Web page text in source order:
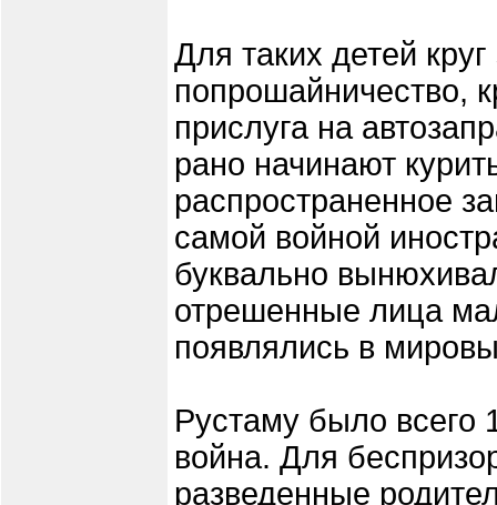
Для таких детей
попрошайничество,
прислуга на
рано начинают
распространенное
самой войной
буквально
отрешенные лица
появлялись в
Рустаму было всего
война. Для
разведенные